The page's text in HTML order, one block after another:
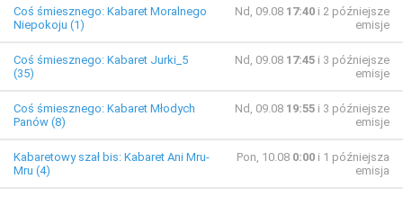
Coś śmiesznego: Kabaret Moralnego
Niepokoju (1)
Nd, 09.08 17:40 i 2 późniejsze
emisje
Coś śmiesznego: Kabaret Jurki_5
(35)
Nd, 09.08 17:45 i 3 późniejsze
emisje
Coś śmiesznego: Kabaret Młodych
Panów (8)
Nd, 09.08 19:55 i 3 późniejsze
emisje
Kabaretowy szał bis: Kabaret Ani Mru-
Mru (4)
Pon, 10.08 0:00 i 1 późniejsza
emisja